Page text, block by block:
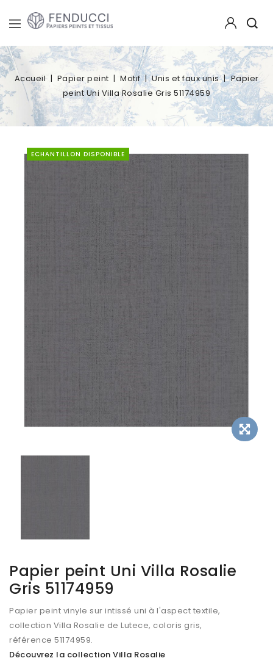
Accueil Papier peint Motif Unis et faux unis
Papier
peint Uni Villa Rosalie Gris 51174959
ECHANTILLON DISPONIBLE
Papier peint Uni Villa Rosalie
Gris 51174959
Papier peint vinyle sur intissé uni à l'aspect textile,
collection Villa Rosalie de Lutece, coloris gris,
référence 51174959.
Découvrez la collection Villa Rosalie